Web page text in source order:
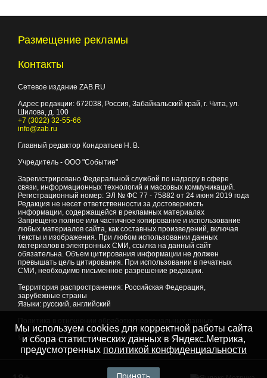
Размещение рекламы
Контакты
Сетевое издание ZAB.RU
Адрес редакции: 672038, Россия, Забайкальский край, г. Чита, ул.
Шилова, д. 100
+7 (3022) 32-55-66
info@zab.ru
Главный редактор Кондратьев Н. В.
Учредитель - ООО "Событие"
Зарегистрировано Федеральной службой по надзору в сфере
связи, информационных технологий и массовых коммуникаций.
Регистрационный номер: ЭЛ № ФС 77 - 75882 от 24 июня 2019 года
Редакция не несет ответственности за достоверность
информации, содержащейся в рекламных материалах
Запрещено полное или частичное копирование и использование
любых материалов сайта, как составных произведений, включая
тексты и изображения. При любом использовании данных
материалов в электронных СМИ, ссылка на данный сайт
обязательна. Объем цитирования информации не должен
превышать цель цитирования. При использовании в печатных
СМИ, необходимо письменное разрешение редакции.
Территория распространения: Российская Федерация,
зарубежные страны
Языки: русский, английский
© 2007 - 2026Портал Читы и Забайкальского края
Мы используем cookies для корректной работы сайта
и сбора статистических данных в Яндекс.Метрика,
предусмотренных политикой конфиденциальности